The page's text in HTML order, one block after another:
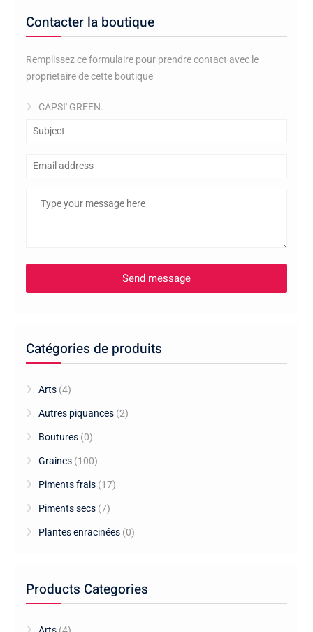
Contacter la boutique
Remplissez ce formulaire pour prendre contact avec le
proprietaire de cette boutique
CAPSI' GREEN.
Catégories de produits
Arts (4)
Autres piquances (2)
Boutures (0)
Graines (100)
Piments frais (17)
Piments secs (7)
Plantes enracinées (0)
Products Categories
Arts (4)